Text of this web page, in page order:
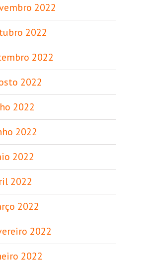
2022
2022
2022
2022
2022
2022
2022
2022
2022
2022
2022